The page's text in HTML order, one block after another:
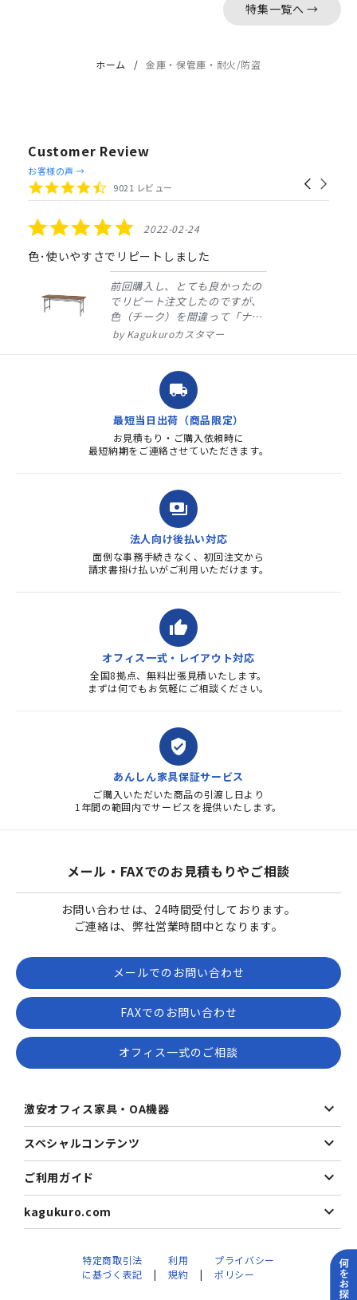
特集一覧へ →
ホーム 金庫・保管庫・耐火/防盗
Customer Review
Reviews
carousel
Carousel
4.4
star
9021 レビュー
お客様の声 →
5.0
star
rating
2022-02-24
色･使いやすさでリピートしました
前回購入し、とても良かったの
でリピート注文したのですが、
色（チーク）を間違って「ナチ
ュラル」としてしまいました。
ました。商品到着も早く、品
質・使いやすさで満足していま
す。また、リピートするときは
よろしくお...
Kagukuroカスタマー
local_shipping
最短当日出荷（商品限定）
お見積もり・ご購入依頼時に
最短納期をご連絡させていただきます。
payments
法人向け後払い対応
面倒な事務手続きなく、初回注文から
請求書掛け払いがご利用いただけます。
thumb_up
オフィス一式・レイアウト対応
全国8拠点、無料出張見積いたします。
まずは何でもお気軽にご相談ください。
verified_user
あんしん家具保証サービス
ご購入いただいた商品の引渡し日より
1年間の範囲内でサービスを提供いたします。
メール・FAXでのお見積もりやご相談
お問い合わせは、24時間受付しております。
ご連絡は、弊社営業時間中となります。
メールでのお問い合わせ
FAXでのお問い合わせ
オフィス一式のご相談
激安オフィス家具・OA機器
スペシャルコンテンツ
ご利用ガイド
kagukuro.com
特定商取引法
に基づく表記
利用
規約
プライバシー
ポリシー